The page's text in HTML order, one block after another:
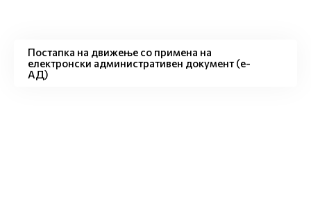
Постапка на движење со примена на
електронски административен документ (е-
АД)